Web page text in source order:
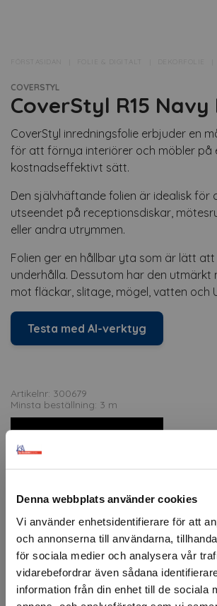
Denna webbplats använder cookies
Vi använder enhetsidentifierare för att
och annonserna till användarna,
för sociala medier och analysera vår
vidarebefordrar även sådana
information från din enhet till de sociala
FÖRSTASIDAN FOLIE & DIGITALT
COVERSTYL
CoverStyl R15 Navy
CoverStyl inredningsfolie erbjuder en
för att förnya interiörer och möbler på
kostnadseffektivt sätt.
Den självhäftande folien är idealisk
utseendet på receptionsdiskar,
eller andra utrymmen.
Folien ger en hållbar yta som är lätt
underhålla. Dessutom har den
mot fläckar, slitage, mögel, vatten och
Testa med AI-verktyg
Artikelnr: 300679
Minsta beställning: 3 m
Beskrivning
CoverStyl inredningsfolie erbjuder en
för att förnya interiörer och möbler på
kostnadseffektivt sätt. Den självhäftande
för att förändra utseendet på
mötesrum, hotellrum eller andra